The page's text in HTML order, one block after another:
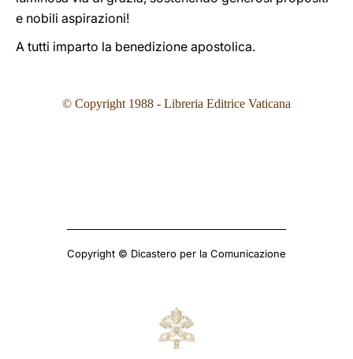
e nobili aspirazioni!
A tutti imparto la benedizione apostolica.
© Copyright 1988 - Libreria Editrice Vaticana
Copyright © Dicastero per la Comunicazione